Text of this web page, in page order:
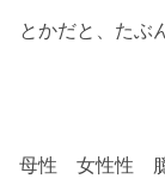
とかだと、たぶ
母性 女性性